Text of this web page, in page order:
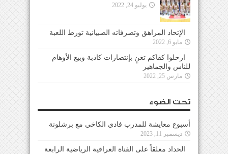
يوليو 24, 2022
الإتحاد المراهق وتصرفاته الصبيانية تورط اللعبة
مايو 6, 2022
ارحلوا كفاكم تغنٍ بإنتصارات كاذبة وبيع الأوهام
للناس والجماهير
مارس 25, 2022
تحت الضوء
أسبوع معايشة للمدرب فادي الكاخي مع برشلونة
ديسمبر 11, 2023
الحداد معلقاً على القناة العراقية الرياضية الرابعة